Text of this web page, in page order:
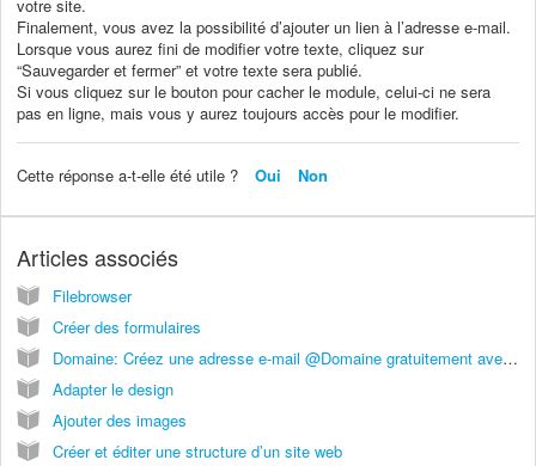
votre site.
Finalement, vous avez la possibilité d’ajouter un lien à l’adresse e-mail.
Lorsque vous aurez fini de modifier votre texte, cliquez sur
“Sauvegarder et fermer” et votre texte sera publié.
Si vous cliquez sur le bouton pour cacher le module, celui-ci ne sera
pas en ligne, mais vous y aurez toujours accès pour le modifier.
Cette réponse a-t-elle été utile ? Oui Non
Articles associés
Filebrowser
Créer des formulaires
Domaine: Créez une adresse e-mail @Domaine gratuitement avec Gmail
Adapter le design
Ajouter des images
Créer et éditer une structure d’un site web